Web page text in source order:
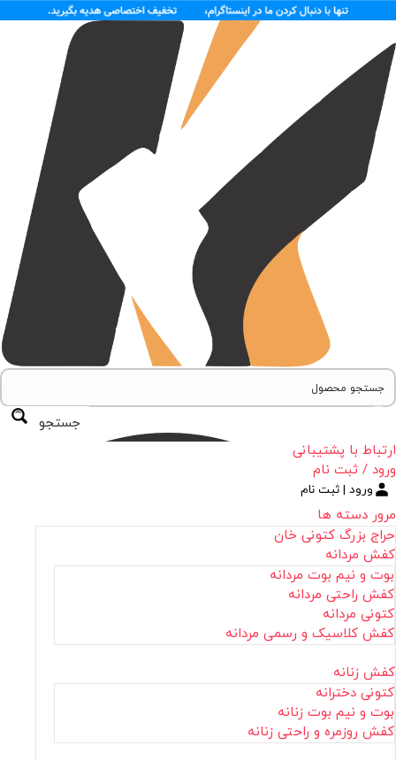
جستجو
ارتباط با پشتیبانی
ورود / ثبت نام
ورود | ثبت نام
مرور دسته ها
حراج بزرگ کتونی خان
کفش مردانه
بوت و نیم بوت مردانه
کفش راحتی مردانه
کتونی مردانه
کفش کلاسیک و رسمی مردانه
کفش زنانه
کتونی دخترانه
بوت و نیم بوت زنانه
کفش روزمره و راحتی زنانه